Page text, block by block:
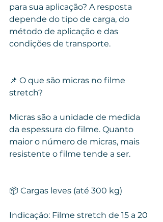
para sua aplicação? A resposta
depende do tipo de carga, do
método de aplicação e das
condições de transporte.
📌 O que são micras no filme
stretch?
Micras são a unidade de medida
da espessura do filme. Quanto
maior o número de micras, mais
resistente o filme tende a ser.
📦 Cargas leves (até 300 kg)
Indicação: Filme stretch de 15 a 20